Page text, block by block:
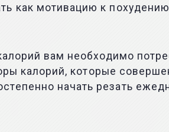
как мотивацию к
вам необходимо
калорий, которые
начать резать